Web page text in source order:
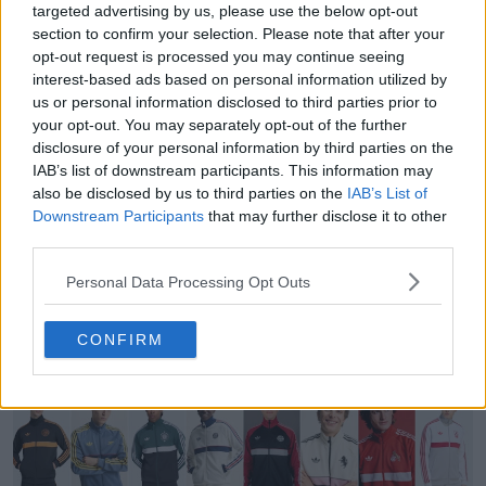
targeted advertising by us, please use the below opt-out
section to confirm your selection. Please note that after your
opt-out request is processed you may continue seeing
interest-based ads based on personal information utilized by
us or personal information disclosed to third parties prior to
your opt-out. You may separately opt-out of the further
disclosure of your personal information by third parties on the
IAB’s list of downstream participants. This information may
also be disclosed by us to third parties on the IAB’s List of
Downstream Participants that may further disclose it to other
Personal Data Processing Opt Outs
CONFIRM
Générateur de kits FM en vrac - Génère des
maillots uniques en quelques secondes
OFFICIEL FM Kit Creator